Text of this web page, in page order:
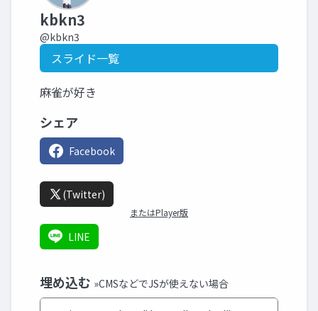
kbkn3
@kbkn3
スライド一覧
麻雀が好き
シェア
Facebook
(Twitter)
またはPlayer版
LINE
埋め込む »CMSなどでJSが使えない場合